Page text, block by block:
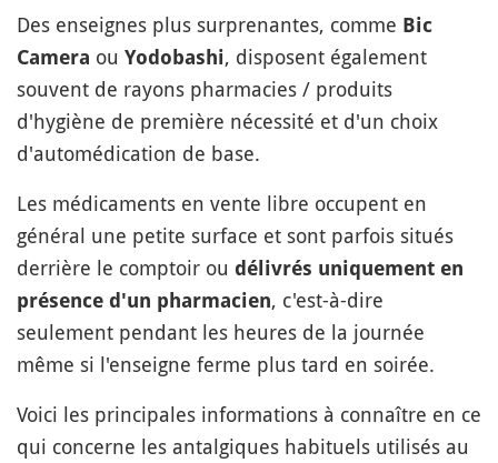
Des enseignes plus surprenantes, comme Bic
Camera ou Yodobashi, disposent également
souvent de rayons pharmacies / produits
d'hygiène de première nécessité et d'un choix
d'automédication de base.
Les médicaments en vente libre occupent en
général une petite surface et sont parfois situés
derrière le comptoir ou délivrés uniquement en
présence d'un pharmacien, c'est-à-dire
seulement pendant les heures de la journée
même si l'enseigne ferme plus tard en soirée.
Voici les principales informations à connaître en ce
qui concerne les antalgiques habituels utilisés au